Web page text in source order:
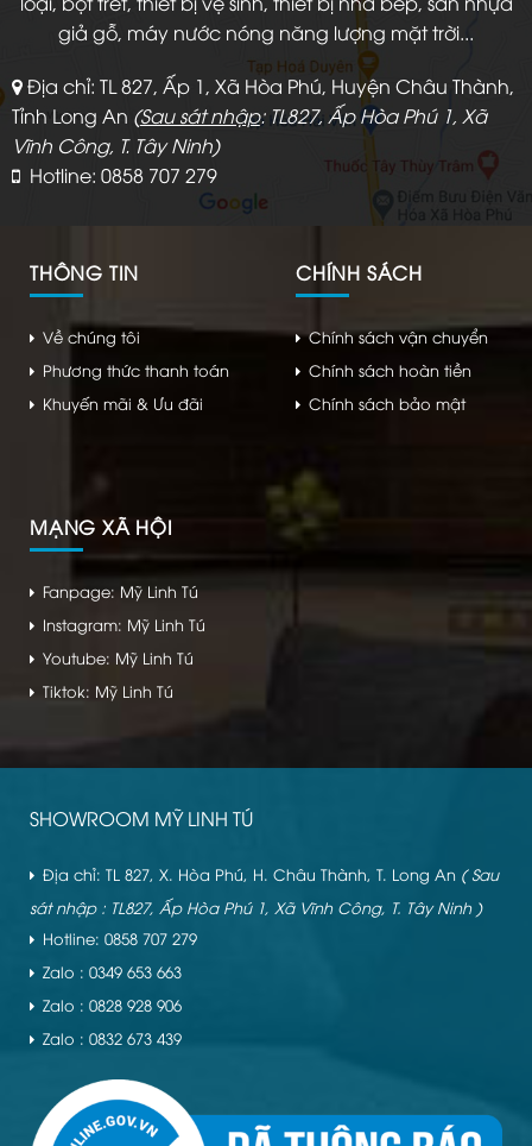
giả gỗ, máy nước nóng năng lượng mặt trời...
Địa chỉ: TL 827, Ấp 1, Xã Hòa Phú, Huyện Châu Thành,
Tỉnh Long An (Sau sát nhập: TL827, Ấp Hòa Phú 1, Xã
Vĩnh Công, T. Tây Ninh)
Hotline: 0858 707 279
THÔNG TIN
Về chúng tôi
Phương thức thanh toán
Khuyến mãi & Ưu đãi
CHÍNH SÁCH
Chính sách vận chuyển
Chính sách hoàn tiền
Chính sách bảo mật
MẠNG XÃ HỘI
Fanpage: Mỹ Linh Tú
Instagram: Mỹ Linh Tú
Youtube: Mỹ Linh Tú
Tiktok: Mỹ Linh Tú
SHOWROOM MỸ LINH TÚ
Địa chỉ: TL 827, X. Hòa Phú, H. Châu Thành, T. Long An ( Sau
sát nhập : TL827, Ấp Hòa Phú 1, Xã Vĩnh Công, T. Tây Ninh )
Hotline: 0858 707 279
Zalo : 0349 653 663
Zalo : 0828 928 906
Zalo : 0832 673 439